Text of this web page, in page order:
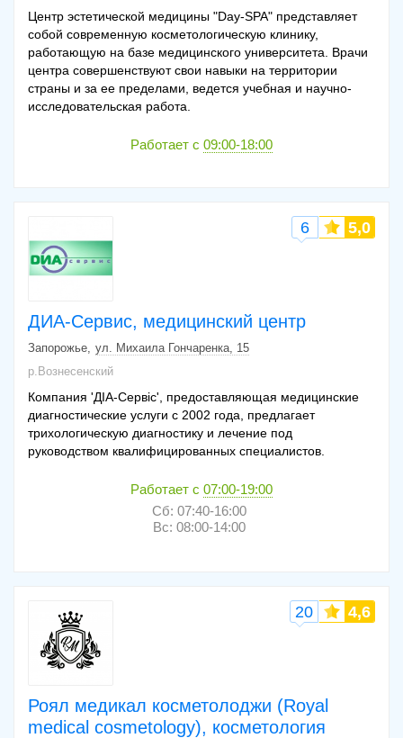
Центр эстетической медицины "Day-SPA" представляет
собой современную косметологическую клинику,
работающую на базе медицинского университета. Врачи
центра совершенствуют свои навыки на территории
страны и за ее пределами, ведется учебная и научно-
исследовательская работа.
Работает с 09:00-18:00
ДИА-Сервис, медицинский центр
6 5,0
Запорожье ул. Михаила Гончаренка, 15
р.Вознесенский
Компания 'ДІА-Сервіс', предоставляющая медицинские
диагностические услуги с 2002 года, предлагает
трихологическую диагностику и лечение под
руководством квалифицированных специалистов.
Работает с 07:00-19:00
Сб: 07:40-16:00
Вс: 08:00-14:00
Роял медикал косметолоджи (Royal
medical cosmetology), косметология
20 4,6